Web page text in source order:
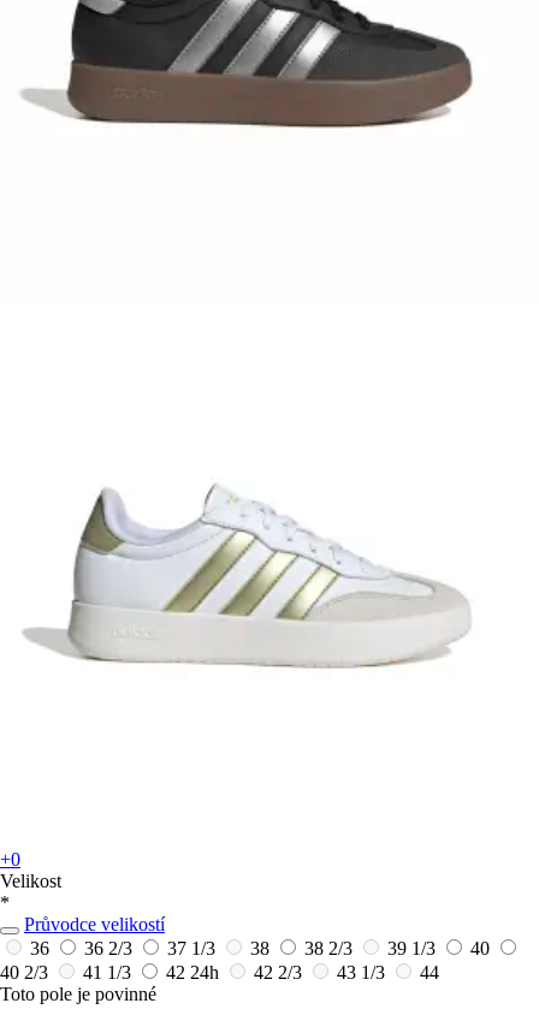
+0
Velikost
*
Průvodce velikostí
36
36 2/3 37 1/3 38 38 2/3 39 1/3
40
40 2/3
41 1/3 42 24h 42 2/3 43 1/3
44
Toto pole je povinné